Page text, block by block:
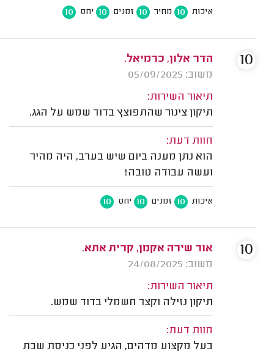
איכות 10 מחיר 10 זמנים 10 יחס 10
הדר אלון, כרמיאל.
משוב: 05/09/2025
תיאור השירות:
תיקון צינור שהתפוצץ בדוד שמש על הגג.
חוות דעת:
הוא נתן מענה ביום שיש בערב, היה מהיר
ועשה עבודה טובה!
איכות 10 זמנים 10 יחס 10
10
אור שירה אקמן, קרית אתא.
משוב: 24/08/2025
תיאור השירות:
תיקון נזילה וקצר חשמלי בדוד שמש.
חוות דעת:
בעל מקצוע מדהים, הגיע לפני כניסת שבת
10